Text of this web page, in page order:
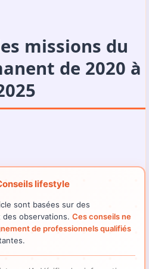
missions du
de 2020 à
lifestyle
sont basées sur des
observations. Ces conseils ne
de professionnels qualifiés